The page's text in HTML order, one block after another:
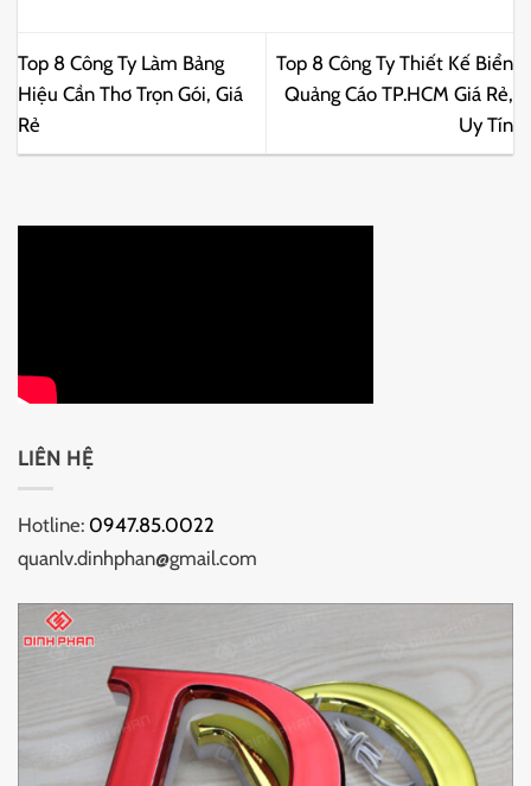
Top 8 Công Ty Làm Bảng
Hiệu Cần Thơ Trọn Gói, Giá
Rẻ
Top 8 Công Ty Thiết Kế Biển
Quảng Cáo TP.HCM Giá Rẻ,
Uy Tín
LIÊN HỆ
Hotline: 0947.85.0022
quanlv.dinhphan@gmail.com